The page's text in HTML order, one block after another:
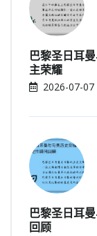
巴黎圣日耳
主荣耀
2026-07-07
巴黎圣日耳
回顾